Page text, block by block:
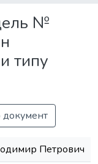
№
типу
документ
Петрович